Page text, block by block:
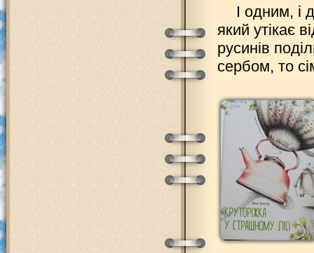
І одним, і
який утікає
русинів
сербом, то